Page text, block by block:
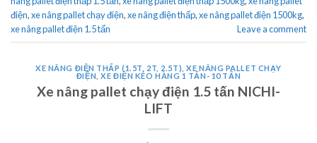
điện,xe nâng pallet chạy điện,xe nâng điện thấp,xe nâng pallet điện 1500kg,
xe nâng pallet điện 1.5 tấn
Leave a comment
XE NÂNG ĐIỆN THẤP (1.5T, 2T, 2.5T) ,XE NÂNG PALLET CHẠY
ĐIỆN ,XE ĐIỆN KÉO HÀNG 1 TẤN- 10 TẤN
Xe nâng pallet chạy điện 1.5 tấn NICHI-
LIFT